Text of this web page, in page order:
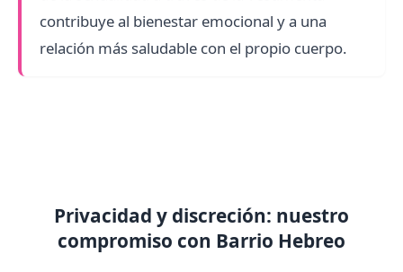
contribuye al bienestar emocional y a una
relación más saludable con el propio cuerpo.
Privacidad y discreción: nuestro
compromiso con Barrio Hebreo